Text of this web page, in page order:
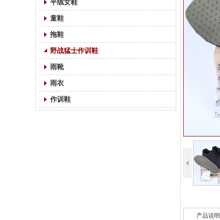
平绒女鞋
童鞋
拖鞋
野战猛士作训鞋
雨靴
雨衣
作训鞋
产品说明